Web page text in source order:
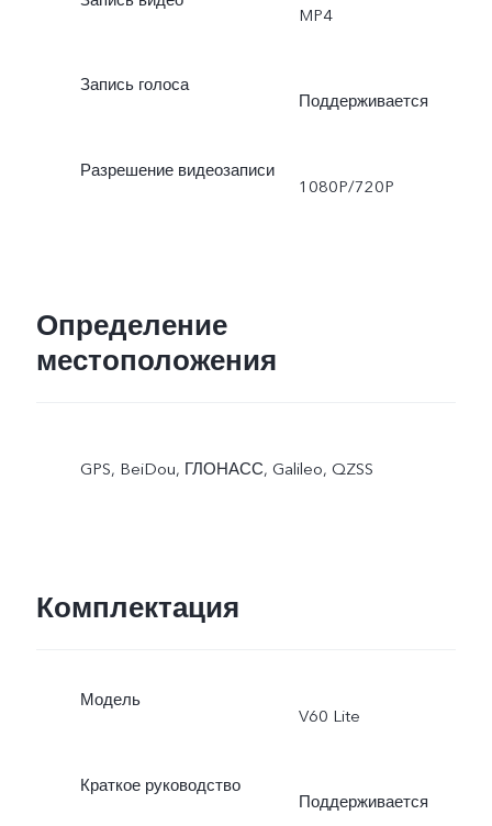
MP4
Запись голоса
Поддерживается
Разрешение видеозаписи
1080P/720P
Определение
местоположения
GPS, BeiDou, ГЛОНАСС, Galileo, QZSS
Комплектация
Модель
V60 Lite
Краткое руководство
Поддерживается